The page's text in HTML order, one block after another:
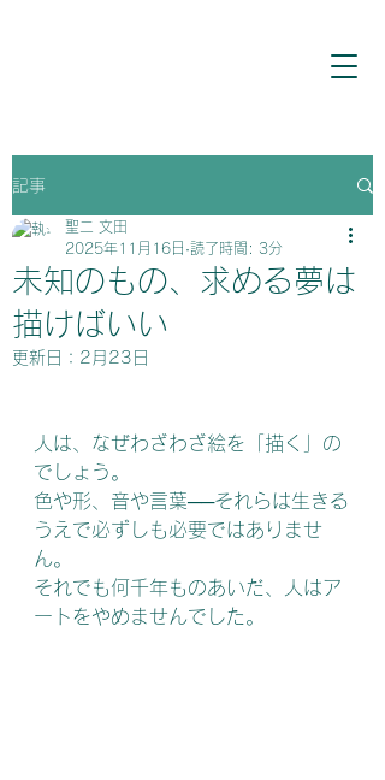
記事
未知のもの、求める夢は
描けばいい
聖二 文田
2025年11月16日 読了時間: 3分
更新日： 2月23日
人は、なぜわざわざ絵を「描く」の
でしょう。
色や形、音や言葉──それらは生きる
うえで必ずしも必要ではありませ
ん。
それでも何千年ものあいだ、人はア
ートをやめませんでした。